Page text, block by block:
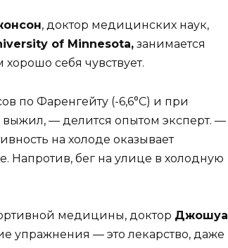
, доктор медицинских наук,
of Minnesota, занимается
себя чувствует.
по Фаренгейту (-6,6°C) и при
выжил, — делится опытом эксперт. —
на холоде оказывает
Напротив, бег на улице в холодную
медицины, доктор Джошуа
упражнения — это лекарство, даже